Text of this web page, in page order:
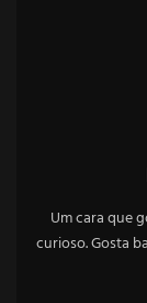
Um cara que
curioso. Gosta